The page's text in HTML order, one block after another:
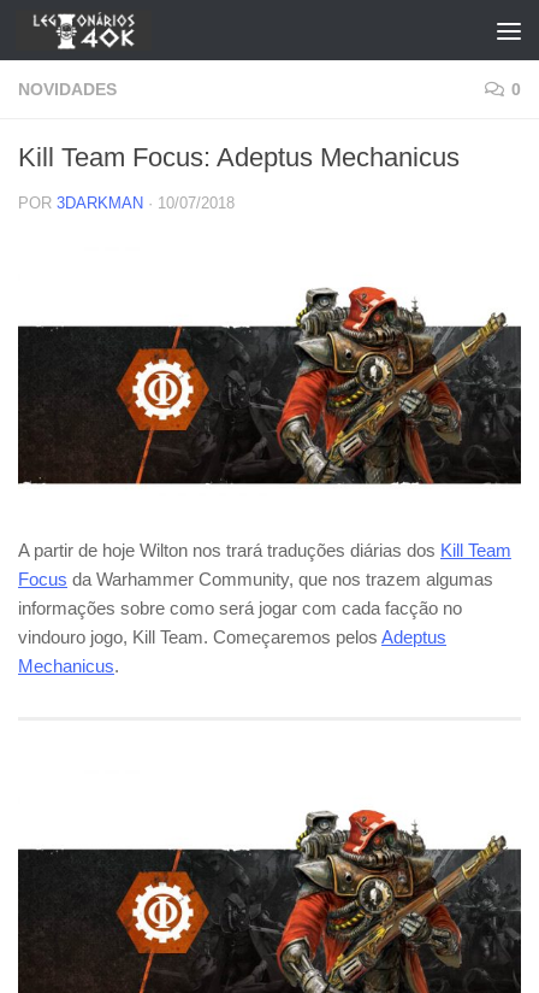
Skip to content
NOVIDADES 0
Kill Team Focus: Adeptus Mechanicus
POR 3DARKMAN · 10/07/2018
A partir de hoje Wilton nos trará traduções diárias dos Kill Team
Focus da Warhammer Community, que nos trazem algumas
informações sobre como será jogar com cada facção no
vindouro jogo, Kill Team. Começaremos pelos Adeptus
Mechanicus.